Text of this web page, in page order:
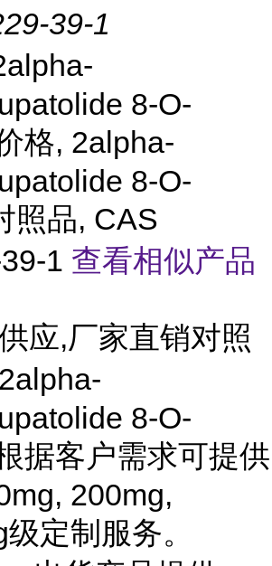
39-1
8-O-
格, 2alpha-
8-O-
照品, CAS
1 查看相似产品
应,厂家直销对照
8-O-
据客户需求可提供
200mg,
定制服务。